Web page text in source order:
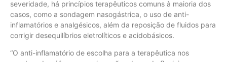
severidade, há princípios terapêuticos comuns à maioria dos
casos, como a sondagem nasogástrica, o uso de anti-
inflamatórios e analgésicos, além da reposição de fluidos para
corrigir desequilíbrios eletrolíticos e acidobásicos.
“O anti-inflamatório de escolha para a terapêutica nos